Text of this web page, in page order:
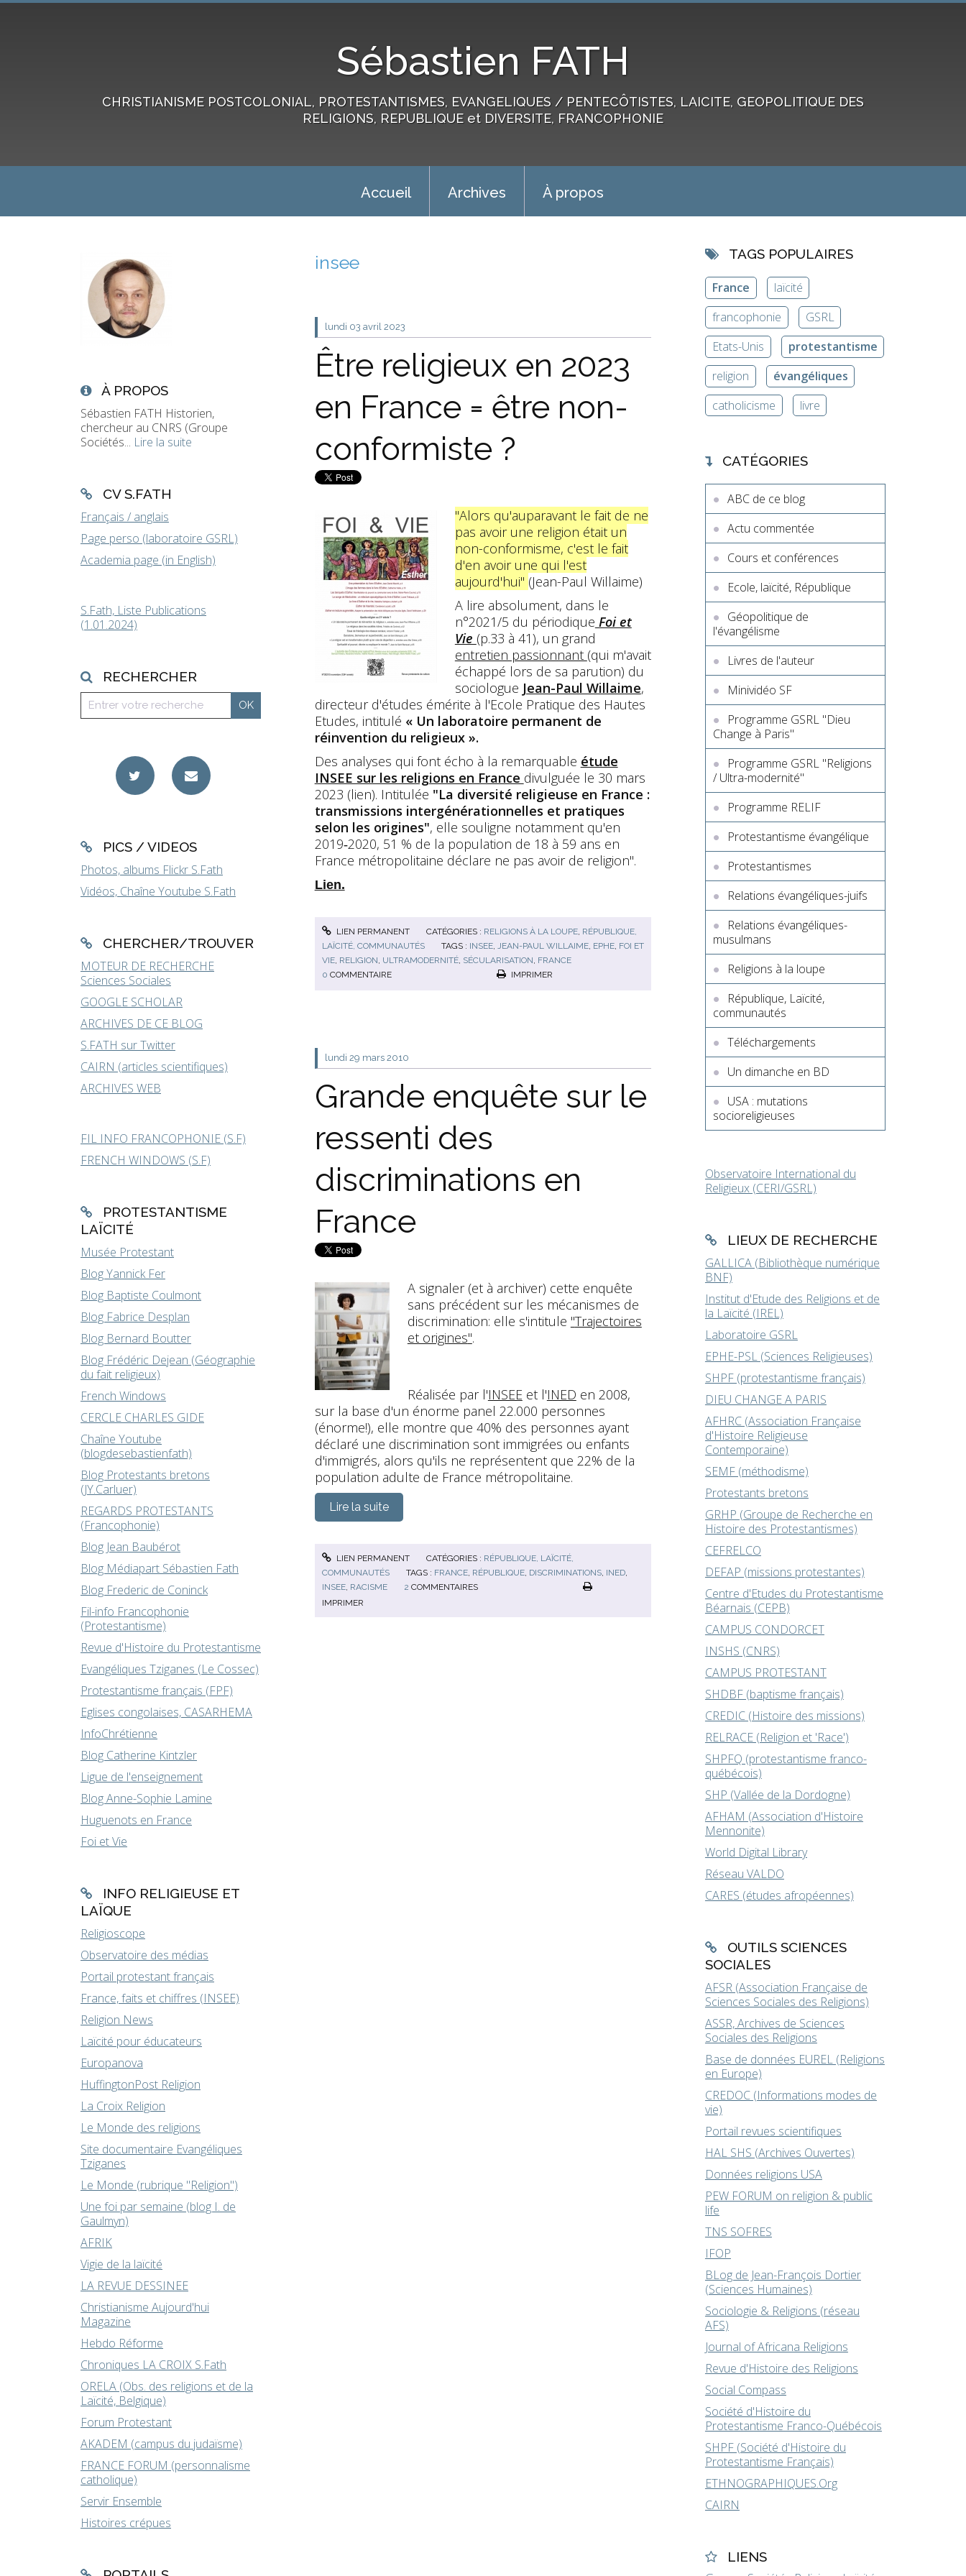
Sébastien FATH
CHRISTIANISME POSTCOLONIAL, PROTESTANTISMES, EVANGELIQUES / PENTECÔTISTES, LAICITE, GEOPOLITIQUE DES
RELIGIONS, REPUBLIQUE et DIVERSITE, FRANCOPHONIE
Accueil Archives À propos
À PROPOS
Sébastien FATH Historien,
chercheur au CNRS (Groupe
Sociétés... Lire la suite
CV S.FATH
Français / anglais
Page perso (laboratoire GSRL)
Academia page (in English)
S.Fath, Liste Publications
(1.01.2024)
RECHERCHER
PICS / VIDEOS
Photos, albums Flickr S.Fath
Vidéos, Chaîne Youtube S.Fath
CHERCHER/TROUVER
MOTEUR DE RECHERCHE
Sciences Sociales
GOOGLE SCHOLAR
ARCHIVES DE CE BLOG
S.FATH sur Twitter
CAIRN (articles scientifiques)
ARCHIVES WEB
FIL INFO FRANCOPHONIE (S.F)
FRENCH WINDOWS (S.F)
PROTESTANTISME
LAÏCITÉ
Musée Protestant
Blog Yannick Fer
Blog Baptiste Coulmont
Blog Fabrice Desplan
Blog Bernard Boutter
Blog Frédéric Dejean (Géographie
du fait religieux)
French Windows
CERCLE CHARLES GIDE
Chaîne Youtube
(blogdesebastienfath)
Blog Protestants bretons
(JY.Carluer)
REGARDS PROTESTANTS
(Francophonie)
Blog Jean Baubérot
Blog Médiapart Sébastien Fath
Blog Frederic de Coninck
Fil-info Francophonie
(Protestantisme)
Revue d'Histoire du Protestantisme
Evangéliques Tziganes (Le Cossec)
Protestantisme français (FPF)
Eglises congolaises, CASARHEMA
InfoChrétienne
Blog Catherine Kintzler
Ligue de l'enseignement
Blog Anne-Sophie Lamine
Huguenots en France
Foi et Vie
INFO RELIGIEUSE ET
LAÏQUE
Religioscope
Observatoire des médias
Portail protestant français
France, faits et chiffres (INSEE)
Religion News
Laïcité pour éducateurs
Europanova
HuffingtonPost Religion
La Croix Religion
Le Monde des religions
Site documentaire Evangéliques
Tziganes
Le Monde (rubrique "Religion")
Une foi par semaine (blog I. de
Gaulmyn)
AFRIK
Vigie de la laïcité
LA REVUE DESSINEE
Christianisme Aujourd'hui
Magazine
Hebdo Réforme
Chroniques LA CROIX S.Fath
ORELA (Obs. des religions et de la
Laïcité, Belgique)
Forum Protestant
AKADEM (campus du judaïsme)
FRANCE FORUM (personnalisme
catholique)
Servir Ensemble
Histoires crépues
insee
lundi 03 avril 2023
Être religieux en 2023
en France = être non-
conformiste ?
"Alors qu'auparavant le fait de ne
pas avoir une religion était un
non-conformisme, c'est le fait
d'en avoir une qui l'est
aujourd'hui" (Jean-Paul Willaime)
A lire absolument, dans le
n°2021/5 du périodique Foi et
Vie (p.33 à 41), un grand
entretien passionnant (qui m'avait
échappé lors de sa parution) du
sociologue Jean-Paul Willaime,
directeur d'études émérite à l'Ecole Pratique des Hautes
Etudes, intitulé « Un laboratoire permanent de
réinvention du religieux ».
Des analyses qui font écho à la remarquable étude
INSEE sur les religions en France divulguée le 30 mars
2023 (lien). Intitulée "La diversité religieuse en France :
transmissions intergénérationnelles et pratiques
selon les origines", elle souligne notamment qu'en
2019‑2020, 51 % de la population de 18 à 59 ans en
France métropolitaine déclare ne pas avoir de religion".
Lien.
LIEN PERMANENT CATÉGORIES : RELIGIONS À LA LOUPE RÉPUBLIQUE,
LAÏCITÉ, COMMUNAUTÉS
TAGS : INSEE, JEAN-PAUL WILLAIME, EPHE, FOI ET
VIE, RELIGION ULTRAMODERNITÉ, SÉCULARISATION FRANCE
0 COMMENTAIRE IMPRIMER
lundi 29 mars 2010
Grande enquête sur le
ressenti des
discriminations en
France
A signaler (et à archiver) cette enquête
sans précédent sur les mécanismes de
discrimination: elle s'intitule "Trajectoires
et origines".
Réalisée par l'INSEE et l'INED en 2008,
sur la base d'un énorme panel 22.000 personnes
(énorme!), elle montre que 40% des personnes ayant
déclaré une discrimination sont immigrées ou enfants
d'immigrés, alors qu'ils ne représentent que 22% de la
population adulte de France métropolitaine.
Lire la suite
LIEN PERMANENT CATÉGORIES : RÉPUBLIQUE, LAÏCITÉ,
COMMUNAUTÉS
TAGS : FRANCE, RÉPUBLIQUE, DISCRIMINATIONS, INED,
INSEE, RACISME 2 COMMENTAIRES
IMPRIMER
TAGS POPULAIRES
France
laïcité
francophonie
GSRL
Etats-Unis
protestantisme
religion
évangéliques
catholicisme
livre
CATÉGORIES
ABC de ce blog
Actu commentée
Cours et conférences
Ecole, laïcité, République
Géopolitique de
l'évangélisme
Livres de l'auteur
Minividéo SF
Programme GSRL "Dieu
Change à Paris"
Programme GSRL "Religions
/ Ultra-modernité"
Programme RELIF
Protestantisme évangélique
Protestantismes
Relations évangéliques-juifs
Relations évangéliques-
musulmans
Religions à la loupe
République, Laïcité,
communautés
Téléchargements
Un dimanche en BD
USA : mutations
socioreligieuses
Observatoire International du
Religieux (CERI/GSRL)
LIEUX DE RECHERCHE
GALLICA (Bibliothèque numérique
BNF)
Institut d'Etude des Religions et de
la Laïcité (IREL)
Laboratoire GSRL
EPHE-PSL (Sciences Religieuses)
SHPF (protestantisme français)
DIEU CHANGE A PARIS
AFHRC (Association Française
d'Histoire Religieuse
Contemporaine)
SEMF (méthodisme)
Protestants bretons
GRHP (Groupe de Recherche en
Histoire des Protestantismes)
CEFRELCO
DEFAP (missions protestantes)
Centre d'Etudes du Protestantisme
Béarnais (CEPB)
CAMPUS CONDORCET
INSHS (CNRS)
CAMPUS PROTESTANT
SHDBF (baptisme français)
CREDIC (Histoire des missions)
RELRACE (Religion et 'Race')
SHPFQ (protestantisme franco-
québécois)
SHP (Vallée de la Dordogne)
AFHAM (Association d'Histoire
Mennonite)
World Digital Library
Réseau VALDO
CARES (études afropéennes)
OUTILS SCIENCES
SOCIALES
AFSR (Association Française de
Sciences Sociales des Religions)
ASSR, Archives de Sciences
Sociales des Religions
Base de données EUREL (Religions
en Europe)
CREDOC (Informations modes de
vie)
Portail revues scientifiques
HAL SHS (Archives Ouvertes)
Données religions USA
PEW FORUM on religion & public
life
TNS SOFRES
IFOP
BLog de Jean-François Dortier
(Sciences Humaines)
Sociologie & Religions (réseau
AFS)
Journal of Africana Religions
Revue d'Histoire des Religions
Social Compass
Société d'Histoire du
Protestantisme Franco-Québécois
SHPF (Société d'Histoire du
Protestantisme Français)
ETHNOGRAPHIQUES.Org
CAIRN
LIENS